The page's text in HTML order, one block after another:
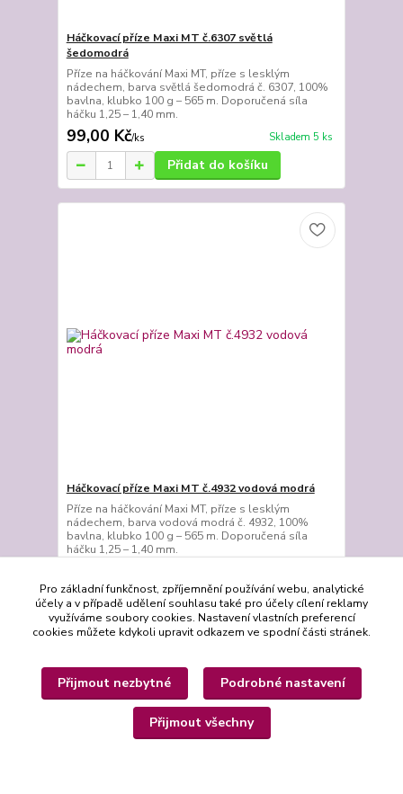
Háčkovací příze Maxi MT č.6307 světlá
šedomodrá
Příze na háčkování Maxi MT, příze s lesklým
nádechem, barva světlá šedomodrá č. 6307, 100%
bavlna, klubko 100 g – 565 m. Doporučená síla
háčku 1,25 – 1,40 mm.
99,00 Kč/ks Skladem 5 ks
Přidat do košíku
Háčkovací příze Maxi MT č.4932 vodová modrá
Příze na háčkování Maxi MT, příze s lesklým
nádechem, barva vodová modrá č. 4932, 100%
bavlna, klubko 100 g – 565 m. Doporučená síla
háčku 1,25 – 1,40 mm.
Přidat do košíku
Pro základní funkčnost, zpříjemnění používání webu, analytické
účely a v případě udělení souhlasu také pro účely cílení reklamy
využíváme soubory cookies. Nastavení vlastních preferencí
cookies můžete kdykoli upravit odkazem ve spodní části stránek.
Přijmout nezbytné Podrobné nastavení
Přijmout všechny